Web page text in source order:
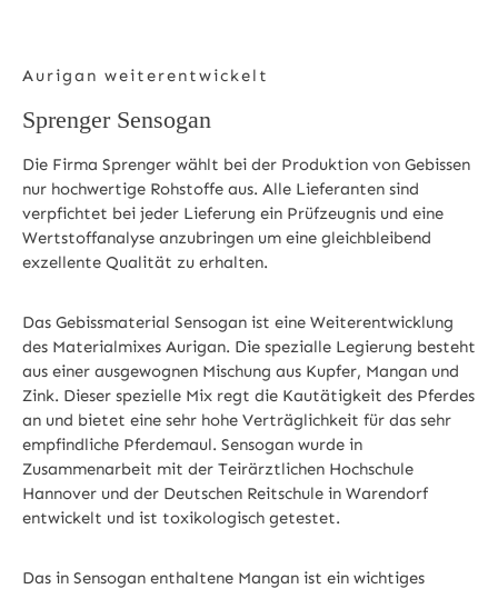
Aurigan weiterentwickelt
Sprenger Sensogan
Die Firma Sprenger wählt bei der Produktion von Gebissen
nur hochwertige Rohstoffe aus. Alle Lieferanten sind
verpfichtet bei jeder Lieferung ein Prüfzeugnis und eine
Wertstoffanalyse anzubringen um eine gleichbleibend
exzellente Qualität zu erhalten.
Das Gebissmaterial Sensogan ist eine Weiterentwicklung
des Materialmixes Aurigan. Die spezialle Legierung besteht
aus einer ausgewognen Mischung aus Kupfer, Mangan und
Zink. Dieser spezielle Mix regt die Kautätigkeit des Pferdes
an und bietet eine sehr hohe Verträglichkeit für das sehr
empfindliche Pferdemaul. Sensogan wurde in
Zusammenarbeit mit der Teirärztlichen Hochschule
Hannover und der Deutschen Reitschule in Warendorf
entwickelt und ist toxikologisch getestet.
Das in Sensogan enthaltene Mangan ist ein wichtiges